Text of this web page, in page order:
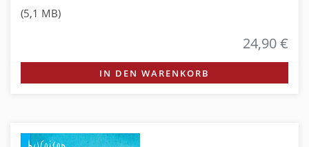
(5,1 MB)
24,90 €
IN DEN WARENKORB